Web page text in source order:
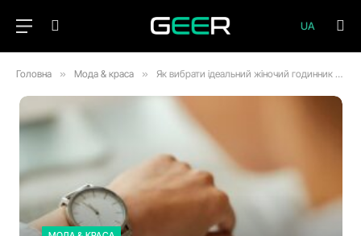
UA
Головна » Мода & краса » Як вибрати ідеальний жіночий годинник як подарунок на особливу подію